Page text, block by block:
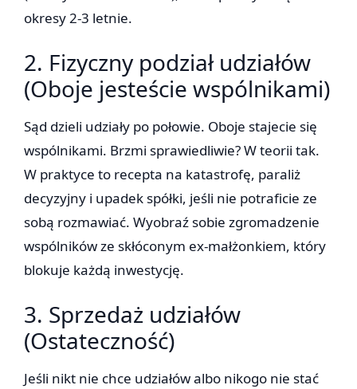
okresy 2-3 letnie.
2. Fizyczny podział udziałów
(Oboje jesteście wspólnikami)
Sąd dzieli udziały po połowie. Oboje stajecie się
wspólnikami. Brzmi sprawiedliwie? W teorii tak.
W praktyce to recepta na katastrofę, paraliż
decyzyjny i upadek spółki, jeśli nie potraficie ze
sobą rozmawiać. Wyobraź sobie zgromadzenie
wspólników ze skłóconym ex-małżonkiem, który
blokuje każdą inwestycję.
3. Sprzedaż udziałów
(Ostateczność)
Jeśli nikt nie chce udziałów albo nikogo nie stać